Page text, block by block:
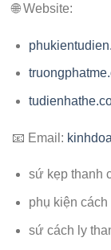
🌐 Website:
📧 Email:
sứ kẹp thanh
phụ kiện
sứ cách ly